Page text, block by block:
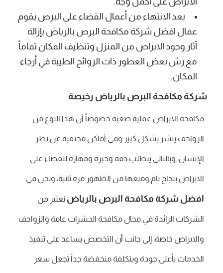
بعد الانتهاء من أعمال القضاء على البرص يقوم
عمال افضل شركة مكافحة البرص بالرياض بإزالة
آثار وجود الابراص من المنزل وتنظيف المكان تماماً
مع رش بعض العطور ذات الروائح الطيبة في أرجاء
المكان.
شركة مكافحة البرص بالرياض رخيصة
مكافحة الابراص عملية صعبة خصوصاً أن هذا النوع من
الزواحف ينشر بشكل كبير وفي أماكن مختفية عن نظر
الإنسان، وبالتالي يتطلب دقة وخبرة ومهارة للقضاء على
الابراص بنجاح تام ومنعها من الظهور مرة ثانية، ونحن في
افضل شركة مكافحة البرص بالرياض نعتبر من
الشركات الرائدة في مجال مكافحة الحشرات عامة والزواحف
والابراص خاصة، إلى جانب أن التخصص يساعد على تنفيذ
الخدمات بأعلى جودة وبتكلفة منخفضة جداً تجعل سعر